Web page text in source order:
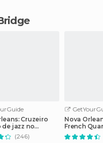
Cruzeiro
jazz no
Natchez
(246)
Nova
French
e Vudu